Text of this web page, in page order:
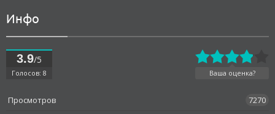
Инфо
3.9/5
Голосов: 8 Ваша оценка?
Просмотров
7270